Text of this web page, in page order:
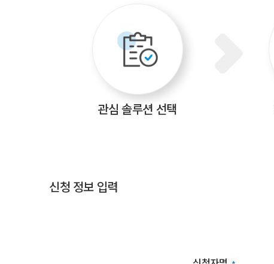
관심 솔루션 선택
신청 정보 입력